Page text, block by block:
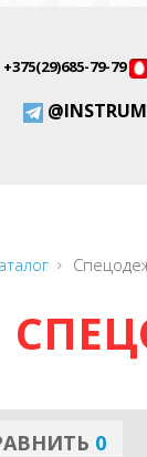
+375(29)685-79-79
0